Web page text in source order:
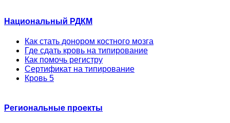
Национальный РДКМ
Как стать донором костного мозга
Где сдать кровь на типирование
Как помочь регистру
Сертификат на типирование
Кровь 5
Региональные проекты